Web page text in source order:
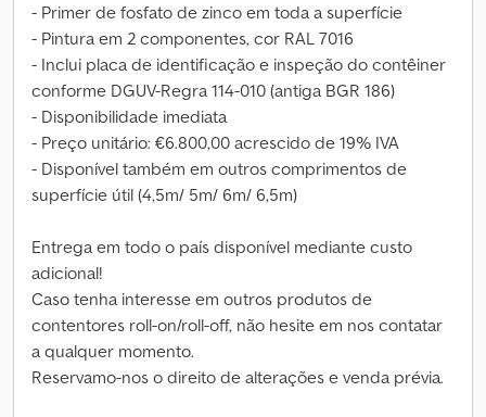
- Primer de fosfato de zinco em toda a superfície
- Pintura em 2 componentes, cor RAL 7016
- Inclui placa de identificação e inspeção do contêiner
conforme DGUV-Regra 114-010 (antiga BGR 186)
- Disponibilidade imediata
- Preço unitário: €6.800,00 acrescido de 19% IVA
- Disponível também em outros comprimentos de
superfície útil (4,5m/ 5m/ 6m/ 6,5m)
Entrega em todo o país disponível mediante custo
adicional!
Caso tenha interesse em outros produtos de
contentores roll-on/roll-off, não hesite em nos contatar
a qualquer momento.
Reservamo-nos o direito de alterações e venda prévia.